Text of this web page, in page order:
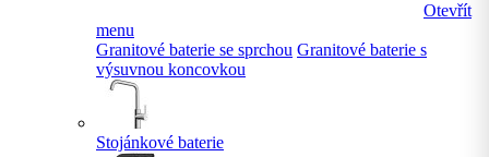
Otevřít
menu
Granitové baterie se sprchou Granitové baterie s
výsuvnou koncovkou
Stojánkové baterie